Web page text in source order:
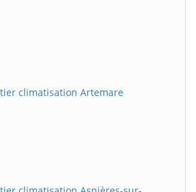
climatisation Artemare